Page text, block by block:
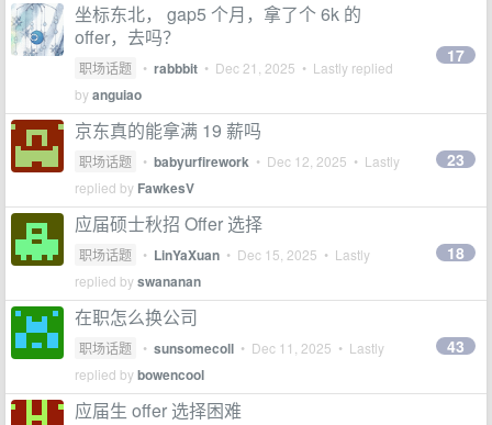
坐标东北， gap5 个月，拿了个 6k 的
offer，去吗？
职场话题 • rabbbit • Dec 21, 2025 • Lastly replied
byanguiao
17
京东真的能拿满 19 薪吗
职场话题 • babyurfirework • Dec 12, 2025 • Lastly
replied by FawkesV
23
应届硕士秋招 Offer 选择
职场话题 • LinYaXuan • Dec 15, 2025 • Lastly
replied byswananan
18
在职怎么换公司
职场话题 • sunsomecoll • Dec 11, 2025 • Lastly
replied bybowencool
43
应届生 offer 选择困难